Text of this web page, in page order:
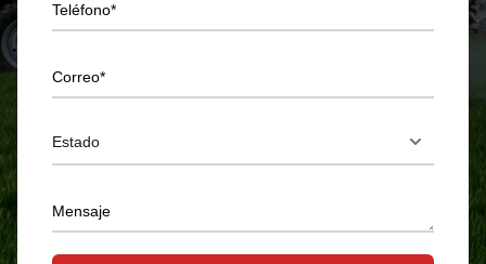
Teléfono*
Correo*
Mensaje